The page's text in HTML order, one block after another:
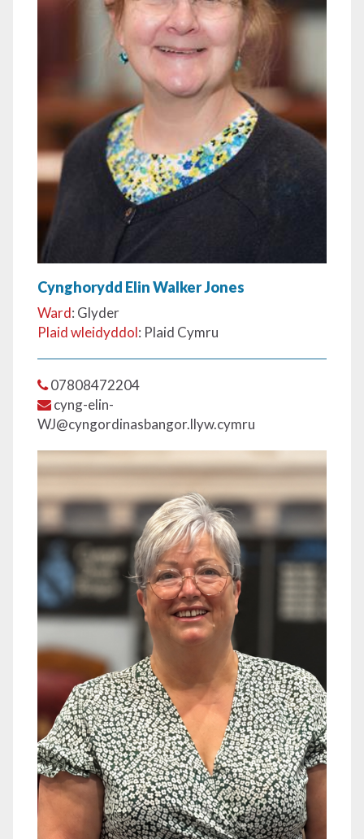
Cynghorydd Elin Walker Jones
Ward: Glyder
Plaid wleidyddol: Plaid Cymru
07808472204
cyng-elin-
WJ@cyngordinasbangor.llyw.cymru